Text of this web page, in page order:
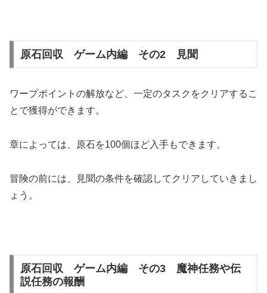
原石回収 ゲーム内編 その2 見聞
ワープポイントの解放など、一定のタスクをクリアするこ
とで獲得ができます。
章によっては、原石を100個ほど入手もできます。
冒険の前には、見聞の条件を確認してクリアしていきまし
ょう。
原石回収 ゲーム内編 その3 魔神任務や伝
説任務の報酬